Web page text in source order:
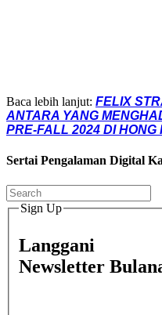
Baca lebih lanjut: FELIX
ANTARA YANG
PRE-FALL 2024 DI HONG
Sertai Pengalaman Digital
Sign Up
Langgani
Newsletter